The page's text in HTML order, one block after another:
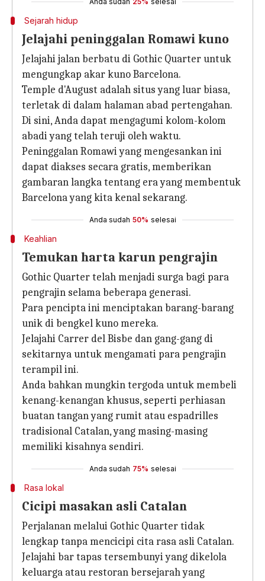
Sejarah hidup
Jelajahi peninggalan Romawi kuno
Jelajahi jalan berbatu di Gothic Quarter untuk
mengungkap akar kuno Barcelona.
Temple d'August adalah situs yang luar biasa,
terletak di dalam halaman abad pertengahan.
Di sini, Anda dapat mengagumi kolom-kolom
abadi yang telah teruji oleh waktu.
Peninggalan Romawi yang mengesankan ini
dapat diakses secara gratis, memberikan
gambaran langka tentang era yang membentuk
Barcelona yang kita kenal sekarang.
Anda sudah 50% selesai
Keahlian
Temukan harta karun pengrajin
Gothic Quarter telah menjadi surga bagi para
pengrajin selama beberapa generasi.
Para pencipta ini menciptakan barang-barang
unik di bengkel kuno mereka.
Jelajahi Carrer del Bisbe dan gang-gang di
sekitarnya untuk mengamati para pengrajin
terampil ini.
Anda bahkan mungkin tergoda untuk membeli
kenang-kenangan khusus, seperti perhiasan
buatan tangan yang rumit atau espadrilles
tradisional Catalan, yang masing-masing
memiliki kisahnya sendiri.
Anda sudah 75% selesai
Rasa lokal
Cicipi masakan asli Catalan
Perjalanan melalui Gothic Quarter tidak
lengkap tanpa mencicipi cita rasa asli Catalan.
Jelajahi bar tapas tersembunyi yang dikelola
keluarga atau restoran bersejarah yang